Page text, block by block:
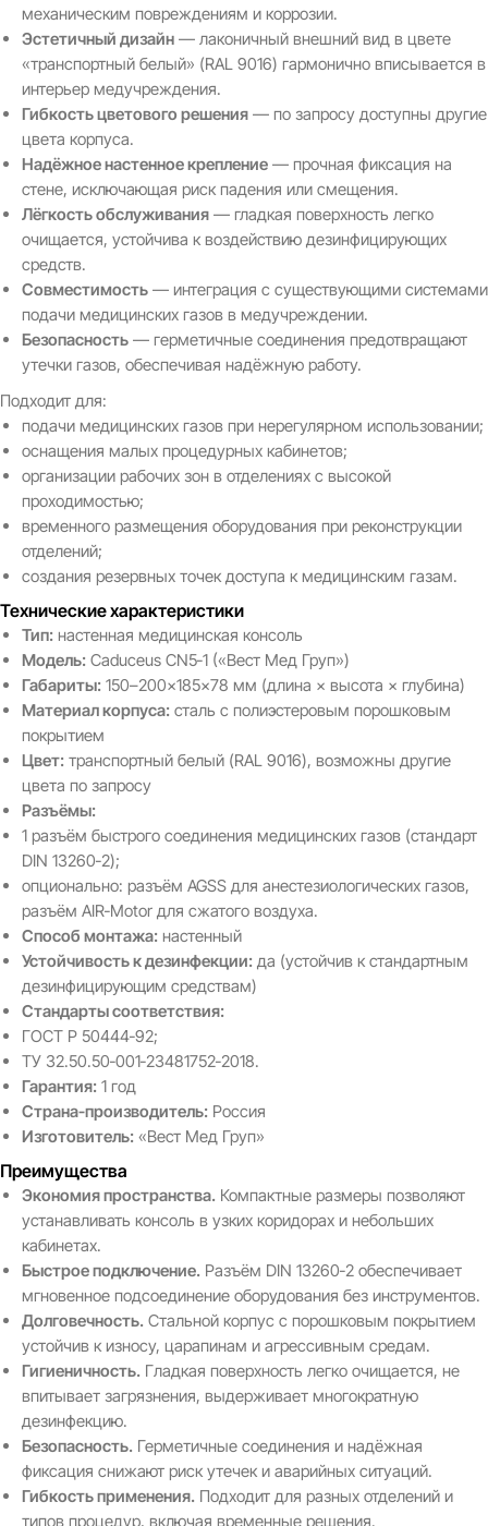
механическим повреждениям и коррозии.
Эстетичный дизайн — лаконичный внешний вид в цвете
«транспортный белый» (RAL 9016) гармонично вписывается в
интерьер медучреждения.
Гибкость цветового решения — по запросу доступны другие
цвета корпуса.
Надёжное настенное крепление — прочная фиксация на
стене, исключающая риск падения или смещения.
Лёгкость обслуживания — гладкая поверхность легко
очищается, устойчива к воздействию дезинфицирующих
средств.
Совместимость — интеграция с существующими системами
подачи медицинских газов в медучреждении.
Безопасность — герметичные соединения предотвращают
утечки газов, обеспечивая надёжную работу.
Подходит для:
подачи медицинских газов при нерегулярном использовании;
оснащения малых процедурных кабинетов;
организации рабочих зон в отделениях с высокой
проходимостью;
временного размещения оборудования при реконструкции
отделений;
создания резервных точек доступа к медицинским газам.
Технические характеристики
Тип: настенная медицинская консоль
Модель: Caduceus CN5‑1 («Вест Мед Груп»)
Габариты: 150–200×185×78 мм (длина × высота × глубина)
Материал корпуса: сталь с полиэстеровым порошковым
покрытием
Цвет: транспортный белый (RAL 9016), возможны другие
цвета по запросу
Разъёмы:
1 разъём быстрого соединения медицинских газов (стандарт
DIN 13260‑2);
опционально: разъём AGSS для анестезиологических газов,
разъём AIR‑Motor для сжатого воздуха.
Способ монтажа: настенный
Устойчивость к дезинфекции: да (устойчив к стандартным
дезинфицирующим средствам)
Стандарты соответствия:
ГОСТ Р 50444‑92;
ТУ 32.50.50‑001‑23481752‑2018.
Гарантия: 1 год
Страна‑производитель: Россия
Изготовитель: «Вест Мед Груп»
Преимущества
Экономия пространства. Компактные размеры позволяют
устанавливать консоль в узких коридорах и небольших
кабинетах.
Быстрое подключение. Разъём DIN 13260‑2 обеспечивает
мгновенное подсоединение оборудования без инструментов.
Долговечность. Стальной корпус с порошковым покрытием
устойчив к износу, царапинам и агрессивным средам.
Гигиеничность. Гладкая поверхность легко очищается, не
впитывает загрязнения, выдерживает многократную
дезинфекцию.
Безопасность. Герметичные соединения и надёжная
фиксация снижают риск утечек и аварийных ситуаций.
Гибкость применения. Подходит для разных отделений и
типов процедур, включая временные решения.